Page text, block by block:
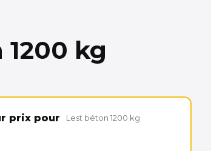
kg
prix pour Lest béton 1200 kg